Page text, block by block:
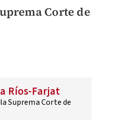
Corte de
Ríos-Farjat
Suprema Corte de